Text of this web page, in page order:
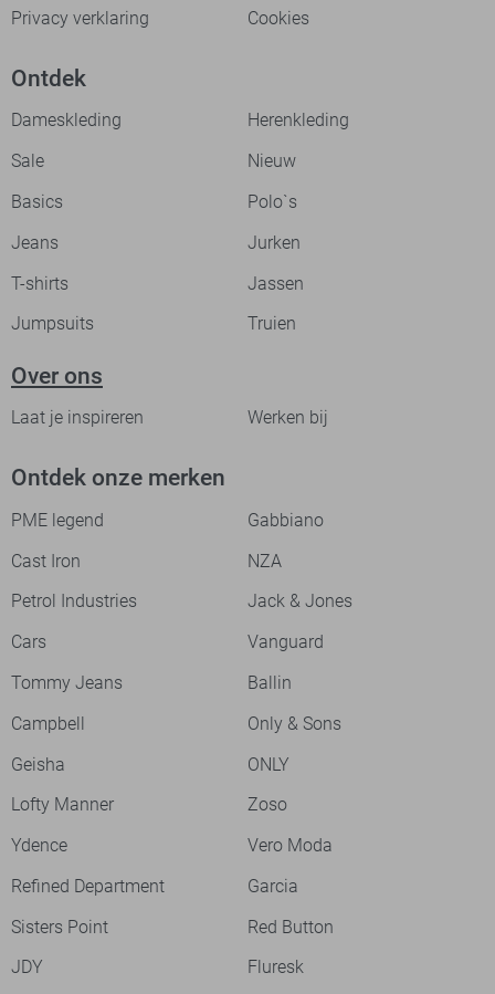
Privacy verklaring
Cookies
Ontdek
Dameskleding
Herenkleding
Sale
Nieuw
Basics
Polo`s
Jeans
Jurken
T-shirts
Jassen
Jumpsuits
Truien
Over ons
Laat je inspireren Werken bij
Ontdek onze merken
PME legend
Gabbiano
Cast Iron
NZA
Petrol Industries
Jack & Jones
Cars
Vanguard
Tommy Jeans
Ballin
Campbell
Only & Sons
Geisha
ONLY
Lofty Manner
Zoso
Ydence
Vero Moda
Refined Department
Garcia
Sisters Point
Red Button
JDY
Fluresk